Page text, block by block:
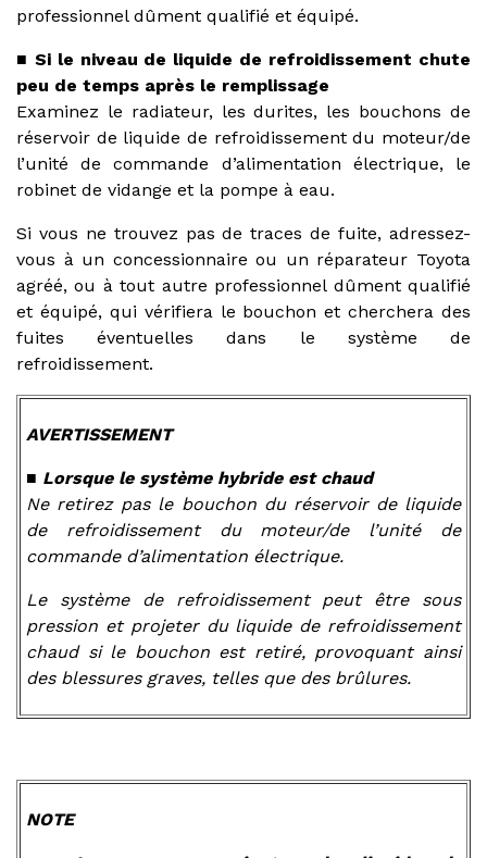
professionnel dûment qualifié et équipé.
■ Si le niveau de liquide de refroidissement chute
peu de temps après le remplissage
Examinez le radiateur, les durites, les bouchons de
réservoir de liquide de refroidissement du moteur/de
l’unité de commande d’alimentation électrique, le
robinet de vidange et la pompe à eau.
Si vous ne trouvez pas de traces de fuite, adressez-
vous à un concessionnaire ou un réparateur Toyota
agréé, ou à tout autre professionnel dûment qualifié
et équipé, qui vérifiera le bouchon et cherchera des
fuites éventuelles dans le système de
refroidissement.
AVERTISSEMENT
■ Lorsque le système hybride est chaud
Ne retirez pas le bouchon du réservoir de liquide
de refroidissement du moteur/de l’unité de
commande d’alimentation électrique.
Le système de refroidissement peut être sous
pression et projeter du liquide de refroidissement
chaud si le bouchon est retiré, provoquant ainsi
des blessures graves, telles que des brûlures.
NOTE